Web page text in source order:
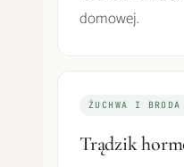
domowej.
ŻUCHWA I
Trądzik